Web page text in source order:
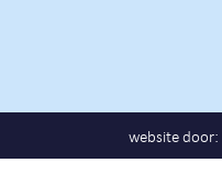
website door: